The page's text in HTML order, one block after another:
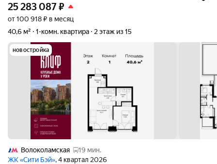
25 283 087₽
от 100 918 ₽ в месяц
40,6 м²
1-комн. квартира 2 этаж из 15
новостройка
Волоколамская
19 мин.
ЖК «Сити Бэй», 4 квартал 2026